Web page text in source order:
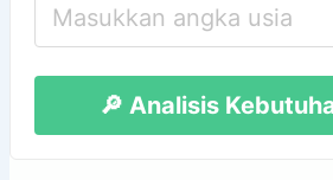
🔎 Analisis